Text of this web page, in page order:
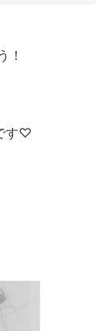
！
す♡